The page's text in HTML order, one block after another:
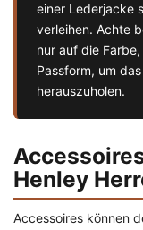
einer Lederjacke
verleihen. Achte
nur auf die
Passform, um
herauszuholen.
Henley
Accessoires können